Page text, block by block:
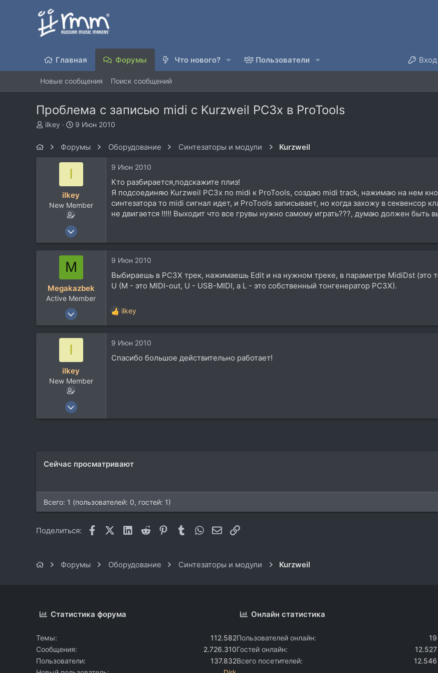
Главная Форумы Что нового? Пользователи Вход
Новые сообщения Поиск сообщений
Проблема с записью midi с Kurzweil PC3x в ProTools
А
ilkey
Д
а
н
л
а
9 Июн 2010
Форумы Оборудование Синтезаторы и модули Kurzweil
I
ilkey
New Member
9 Июн 2010
9 Июн 2010
Кто разбирается,подскажите плиз!
Я подсоединяю Kurzweil PC3x по midi к ProTools, создаю midi track, нажимаю на нем
синтезатора то midi сигнал идет, и ProTools записывает, но когда захожу в секвенсор
не двигается !!!!! Выходит что все грувы нужно самому играть???, думаю должен быть
M
Megakazbek
Active Member
14 Дек 2004
9 Июн 2010
Выбираешь в PC3X трек, нажимаешь Edit и на нужном треке, в параметре MidiDst (это
U (M - это MIDI-out, U - USB-MIDI, а L - это собственный тонгенератор PC3X).
Р
е
к
и
ilkey
I
ilkey
New Member
9 Июн 2010
9 Июн 2010
Спасибо большое действительно работает!
Сейчас просматривают
Всего: 1 (пользователей: 0, гостей: 1)
Поделиться: FacebookX (Twitter)
LinkedIn
Reddit Pinterest
TumblrWhatsAppЭлектронная почта
Ссылка
Форумы Оборудование Синтезаторы и модули Kurzweil
Статистика форума
Темы
112.582
Сообщения
2.726.310
Пользователи
137.832
Онлайн статистика
Пользователей онлайн
19
Гостей онлайн
12.527
Всего посетителей
12.546